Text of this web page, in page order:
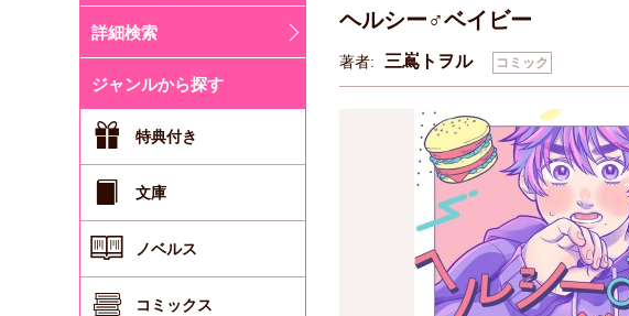
詳細検索
ジャンルから探す
特典付き
文庫
ノベルス
コミックス
ヘルシー♂ベイビー
著者: 三嶌トヲル コミック